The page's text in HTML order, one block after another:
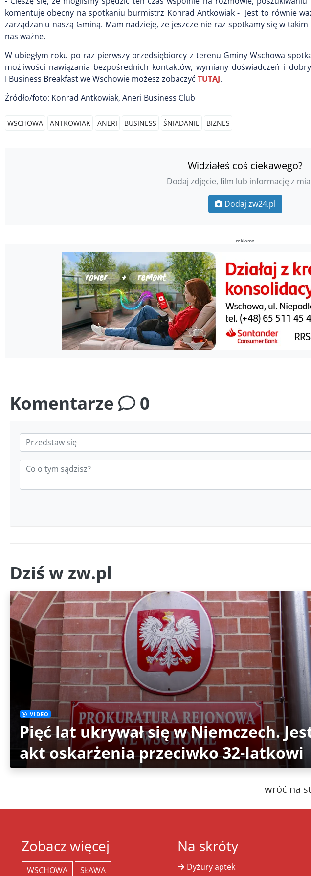
komentuje obecny na spotkaniu burmistrz Konrad Antkowiak - Jest to równie
zarządzaniu naszą Gminą. Mam nadzieję, że jeszcze nie raz spotkamy się w
nas ważne.
W ubiegłym roku po raz pierwszy przedsiębiorcy z terenu Gminy Wschowa
możliwości nawiązania bezpośrednich kontaktów, wymiany doświadczeń i
I Business Breakfast we Wschowie możesz zobaczyć TUTAJ.
Źródło/foto: Konrad Antkowiak, Aneri Business Club
WSCHOWA ANTKOWIAK ANERI BUSINESS ŚNIADANIE BIZNES
Widziałeś coś ciekawego?
Dodaj zdjęcie, film lub informację z
Dodaj zw24.pl
reklama
Komentarze 0
Dziś w zw.pl
VIDEO
Pięć lat ukrywał się w Niemczech.
akt oskarżenia przeciwko 32-latkowi
wróć na
Zobacz więcej
WSCHOWA
SŁAWA
Na skróty
Dyżury aptek